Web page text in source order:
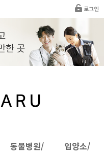
로그인
동물병원/ 입양소/